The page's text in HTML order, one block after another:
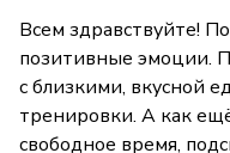
Всем здравствуйте!
позитивные эмоции.
с близкими, вкусной
тренировки. А как
свободное время,